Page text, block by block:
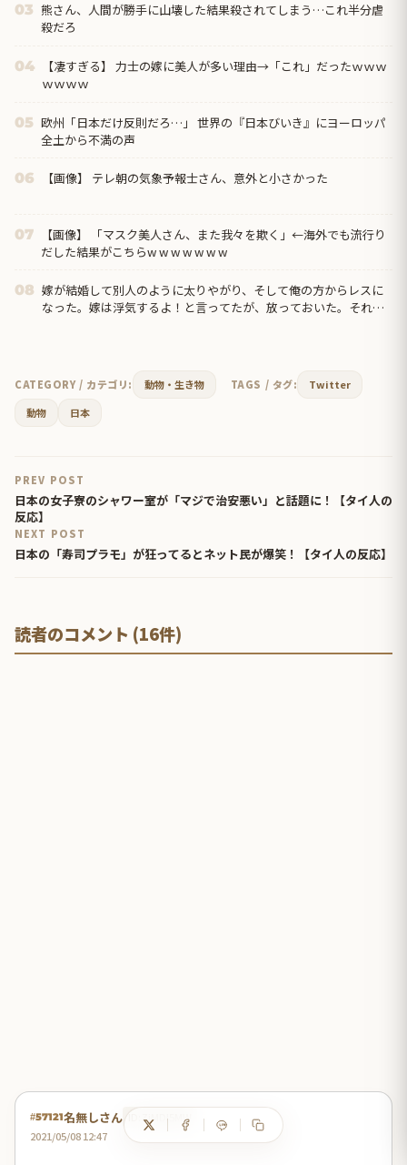
03 熊さん、人間が勝手に山壊した結果殺されてしまう…これ半分虐
殺だろ
04
【凄すぎる】 力士の嫁に美人が多い理由→「これ」だったｗｗｗ
ｗｗｗｗ
05 欧州「日本だけ反則だろ…」 世界の『日本びいき』にヨーロッパ
全土から不満の声
06 【画像】 テレ朝の気象予報士さん、意外と小さかった
07
【画像】 「マスク美人さん、また我々を欺く」←海外でも流行り
だした結果がこちらw w w w w w w
08 嫁が結婚して別人のように太りやがり、そして俺の方からレスに
なった。嫁は浮気するよ！と言ってたが、放っておいた。それが
CATEGORY / カテゴリ: 動物・生き物 TAGS / タグ:
Twitter
動物
日本
PREV POST
日本の女子寮のシャワー室が「マジで治安悪い」と話題に！【タイ人の
反応】
NEXT POST
日本の「寿司プラモ」が狂ってるとネット民が爆笑！【タイ人の反応】
読者のコメント (16件)
#57121名無しさん ID:ZiMDI5MW
2021/05/08 12:47